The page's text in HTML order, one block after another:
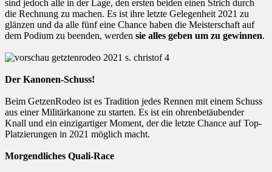
sind jedoch alle in der Lage, den ersten beiden einen Strich durch
die Rechnung zu machen. Es ist ihre letzte Gelegenheit 2021 zu
glänzen und da alle fünf eine Chance haben die Meisterschaft auf
dem Podium zu beenden, werden sie alles geben um zu gewinnen.
Der Kanonen-Schuss!
Beim GetzenRodeo ist es Tradition jedes Rennen mit einem Schuss
aus einer Militärkanone zu starten. Es ist ein ohrenbetäubender
Knall und ein einzigartiger Moment, der die letzte Chance auf Top-
Platzierungen in 2021 möglich macht.
Morgendliches Quali-Race